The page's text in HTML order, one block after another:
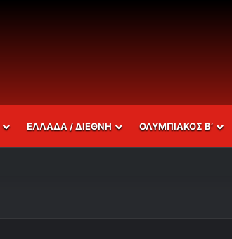
ΕΛΛΑΔΑ / ΔΙΕΘΝΗ ΟΛΥΜΠΙΑΚΟΣ Β’